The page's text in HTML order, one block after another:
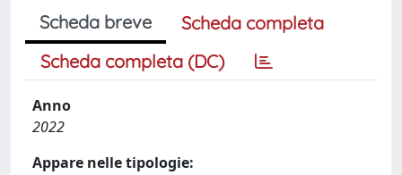
Scheda breve
Scheda completa
Scheda completa (DC)
Anno
2022
Appare nelle tipologie: